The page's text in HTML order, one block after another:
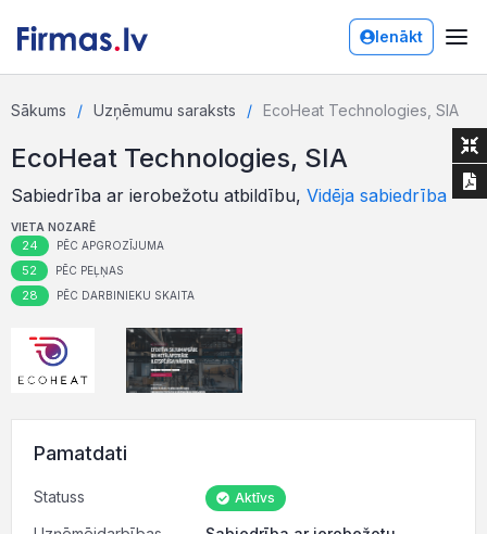
Ienākt
Sākums Uzņēmumu saraksts EcoHeat Technologies, SIA
EcoHeat Technologies, SIA
Sabiedrība ar ierobežotu atbildību, Vidēja sabiedrība
VIETA NOZARĒ
24 PĒC APGROZĪJUMA
52 PĒC PEĻŅAS
28 PĒC DARBINIEKU SKAITA
Pamatdati
Statuss Aktīvs